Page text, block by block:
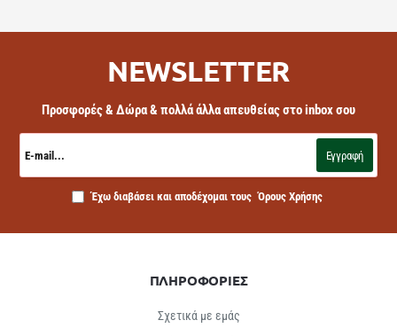
NEWSLETTER
Προσφορές & Δώρα & πολλά άλλα απευθείας στο inbox σου
mail...
Εγγραφή
Έχω διαβάσει και αποδέχομαι τους Όρους Χρήσης
ΠΛΗΡΟΦΟΡΙΕΣ
Σχετικά με εμάς